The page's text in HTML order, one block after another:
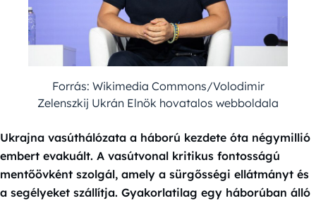
Forrás: Wikimedia Commons/Volodimir
Zelenszkij Ukrán Elnök hovatalos webboldala
Ukrajna vasúthálózata a háború kezdete óta négymillió
embert evakuált. A vasútvonal kritikus fontosságú
mentőövként szolgál, amely a sürgősségi ellátmányt és
a segélyeket szállítja. Gyakorlatilag egy háborúban álló